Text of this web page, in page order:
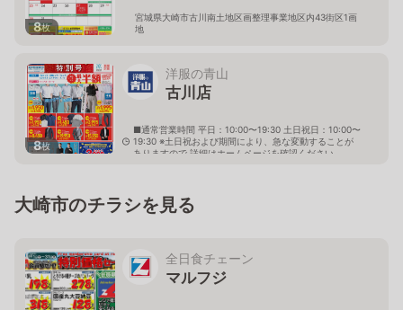
8枚
宮城県大崎市古川南土地区画整理事業地区内43街区1画
地
8枚
洋服の青山
古川店
■通常営業時間 平日：10:00〜19:30 土日祝日：10:00〜
19:30 ※土日祝および期間により、急な変動することが
ありますので 詳細はホームページを確認ください
大崎市のチラシを見る
全日食チェーン
マルフジ